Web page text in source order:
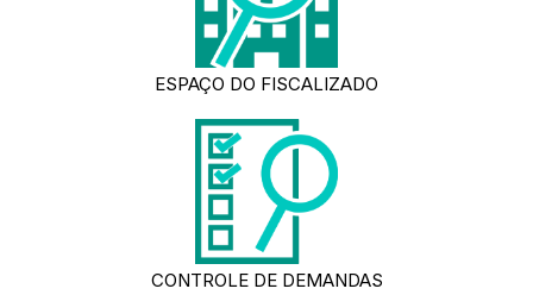
ESPAÇO DO FISCALIZADO
CONTROLE DE DEMANDAS